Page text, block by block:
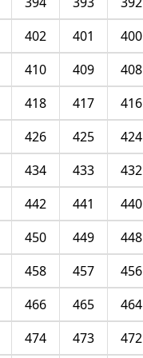
400
401
402
408
409
410
416
417
418
424
425
426
432
433
434
440
441
442
448
449
450
456
457
458
464
465
466
472
473
474